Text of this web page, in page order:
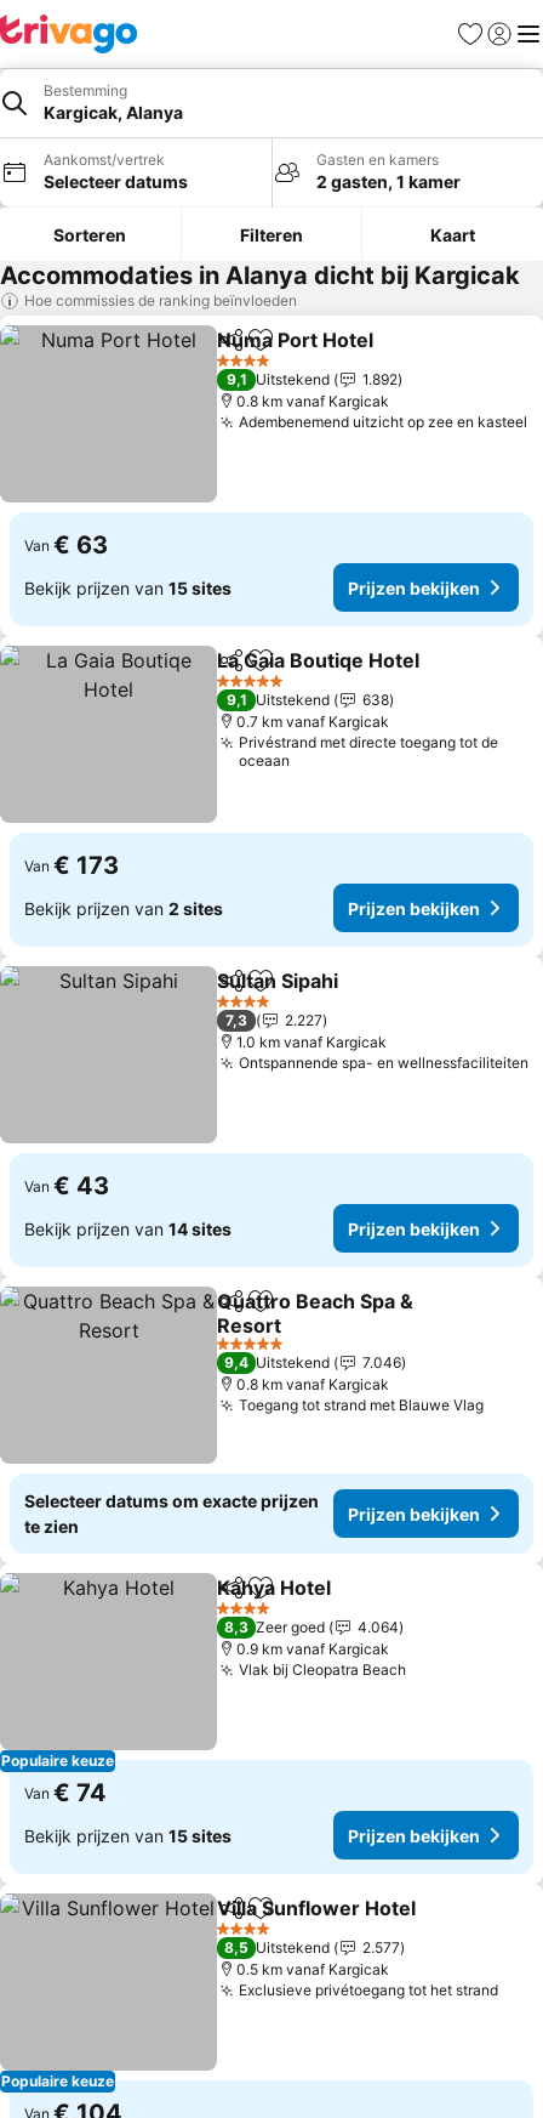
Favorieten
Bestemming
Kargicak, Alanya
Aankomst/vertrek
Selecteer datums
Gasten en kamers
2 gasten, 1 kamer
Sorteren Filteren Kaart
Accommodaties in Alanya dicht bij Kargicak
Hoe commissies de ranking beïnvloeden
DelenToevoegen aan favorieten
Numa Port Hotel
4 Sterren
9,1 Uitstekend
1.892
0.8 km vanaf Kargicak
Adembenemend uitzicht op zee en kasteel
Van € 63
Bekijk prijzen van 15 sites Prijzen bekijken
DelenToevoegen aan favorieten
La Gaia Boutiqe Hotel
5 Sterren
9,1 Uitstekend
638
0.7 km vanaf Kargicak
Privéstrand met directe toegang tot de
oceaan
Van € 173
Bekijk prijzen van 2 sites Prijzen bekijken
DelenToevoegen aan favorieten
Sultan Sipahi
4 Sterren
7,3
2.227
1.0 km vanaf Kargicak
Ontspannende spa- en wellnessfaciliteiten
Van € 43
Bekijk prijzen van 14 sites Prijzen bekijken
DelenToevoegen aan favorieten
Quattro Beach Spa &
Resort
5 Sterren
9,4 Uitstekend
7.046
0.8 km vanaf Kargicak
Toegang tot strand met Blauwe Vlag
Selecteer datums om exacte prijzen
te zien
Prijzen bekijken
Populaire keuze
DelenToevoegen aan favorieten
Kahya Hotel
4 Sterren
8,3 Zeer goed
4.064
0.9 km vanaf Kargicak
Vlak bij Cleopatra Beach
Van € 74
Bekijk prijzen van 15 sites Prijzen bekijken
Populaire keuze
DelenToevoegen aan favorieten
Villa Sunflower Hotel
4 Sterren
8,5 Uitstekend
2.577
0.5 km vanaf Kargicak
Exclusieve privétoegang tot het strand
Van